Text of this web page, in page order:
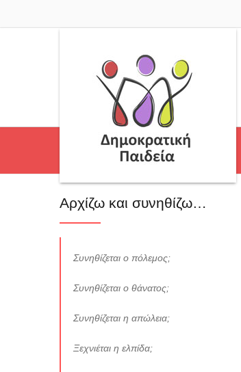
Αρχίζω και συνηθίζω…
Συνηθίζεται ο πόλεμος;
Συνηθίζεται ο θάνατος;
Συνηθίζεται η απώλεια;
Ξεχνιέται η ελπίδα;